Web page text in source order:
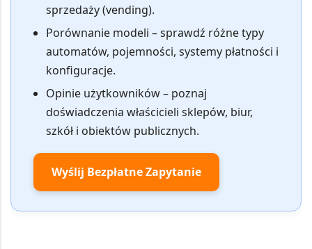
sprzedaży (vending).
Porównanie modeli – sprawdź różne typy
automatów, pojemności, systemy płatności i
konfiguracje.
Opinie użytkowników– poznaj
doświadczenia właścicieli sklepów, biur,
szkół i obiektów publicznych.
Wyślij Bezpłatne Zapytanie